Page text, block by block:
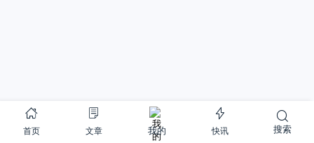
首页 文章 我的 快讯 搜索